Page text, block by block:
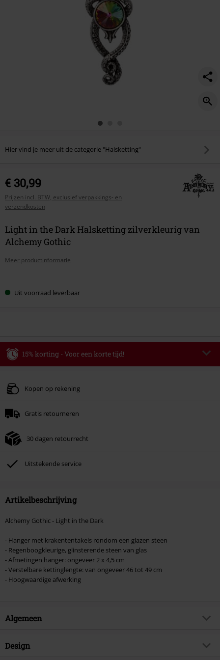
Hier vind je meer uit de categorie "Halsketting"
€ 30,99
Prijzen incl. BTW, exclusief verpakkings- en
verzendkosten
Light in the Dark Halsketting zilverkleurig van
Alchemy Gothic
Meer productinformatie
je Uit voorraad leverbaar
15% korting - Voor een korte tijd!
Geldig t/m 09-08-2026
Zodra je de code hebt ingevoerd, wordt de korting automatisch verrekend in
Kan niet gecombineerd worden met andere kortingscodes. Boeken, media,
Toten Hosen, Metality, cadeaubonnen en artikelen met een inbegrepen
donatie zijn uitgesloten van de korting.
Kopen op rekening
Gratis retourneren
30 dagen retourrecht
Uitstekende service
Artikelbeschrijving
Alchemy Gothic - Light in the Dark
- Hanger met krakententakels rondom een glazen steen
- Regenboogkleurige, glinsterende steen van glas
- Afmetingen hanger: ongeveer 2 x 4,5 cm
- Verstelbare kettinglengte: van ongeveer 46 tot 49 cm
- Hoogwaardige afwerking
Algemeen
Artikelnr.
Design